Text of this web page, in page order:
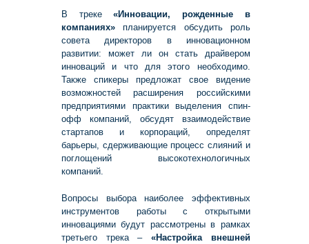
В треке«Инновации, рожденные в
компаниях» планируется обсудить роль
совета директоров в инновационном
развитии: может ли он стать драйвером
инноваций и что для этого необходимо.
Также спикеры предложат свое видение
возможностей расширения российскими
предприятиями практики выделения спин-
офф компаний, обсудят взаимодействие
стартапов и корпораций, определят
барьеры, сдерживающие процесс слияний и
поглощений высокотехнологичных
компаний.
Вопросы выбора наиболее эффективных
инструментов работы с открытыми
инновациями будут рассмотрены в рамках
третьего трека –«Настройка внешней